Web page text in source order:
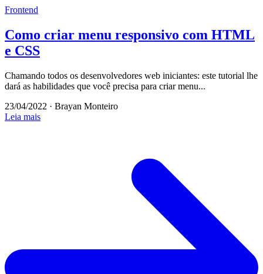
Frontend
Como criar menu responsivo com HTML
e CSS
Chamando todos os desenvolvedores web iniciantes: este tutorial lhe
dará as habilidades que você precisa para criar menu...
23/04/2022 · Brayan Monteiro
Leia mais